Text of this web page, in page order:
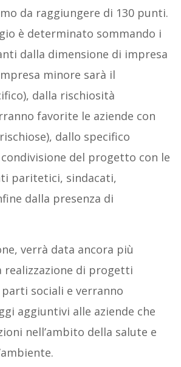
da raggiungere di 130 punti.
è determinato sommando i
dalla dimensione di impresa
minore sarà il
dalla rischiosità
favorite le aziende con
dallo specifico
del progetto con le
paritetici, sindacati,
dalla presenza di
verrà data ancora più
realizzazione di progetti
sociali e verranno
aggiuntivi alle aziende che
nell’ambito della salute e